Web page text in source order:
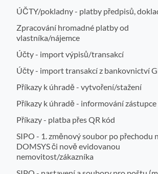
ÚČTY/pokladny - platby předpisů,
Zpracování hromadné platby od
vlastníka/nájemce
Účty - import výpisů/transakcí
Účty - import transakcí z bankovnictví
Příkazy k úhradě - vytvoření/stažení
Příkazy k úhradě - informování zástupce
Příkazy - platba přes QR kód
SIPO - 1. změnový soubor po přechodu
DOMSYS či nově evidovanou
nemovitost/zákazníka